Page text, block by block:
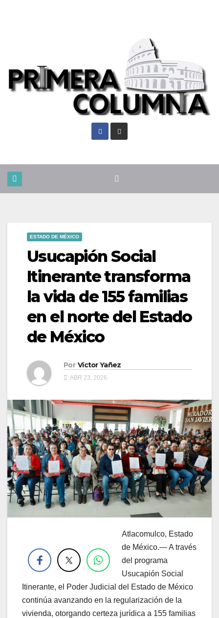
ESTADO DE MÉXICO
Usucapión Social
Itinerante transforma
la vida de 155 familias
en el norte del Estado
de México
Por Víctor Yañez
ABR 23, 2026
Atlacomulco, Estado
de México.— A través
del programa
Usucapión Social
Itinerante, el Poder Judicial del Estado de México
continúa avanzando en la regularización de la
vivienda, otorgando certeza jurídica a 155 familias